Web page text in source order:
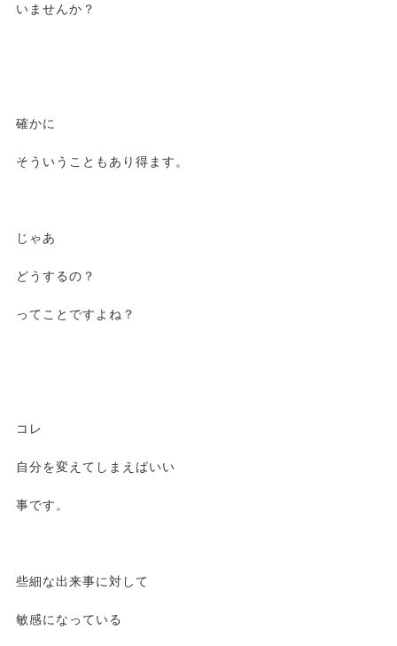
いませんか？
確かに
そういうこともあり得ます。
じゃあ
どうするの？
ってことですよね？
コレ
自分を変えてしまえばいい
事です。
些細な出来事に対して
敏感になっている